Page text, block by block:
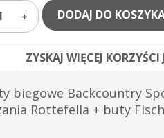
DODAJ DO
ZYSKAJ WIĘCEJ
biegowe Backcountry
Rottefella + buty